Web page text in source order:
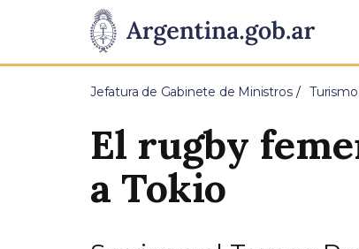
Presidencia
de
Pasar al contenido principal
Jefatura de Gabinete de Ministros
El rugby
a Tokio